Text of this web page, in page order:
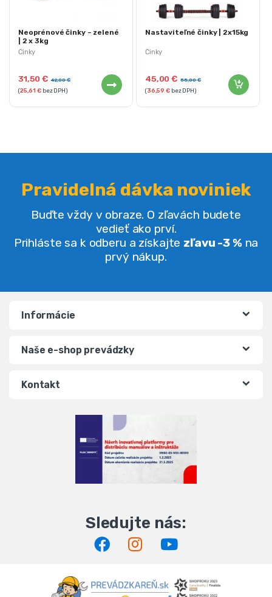
Činky
Neoprénové činky – zelené
| 2 x 3kg
31,50€ 42,00€
(25,61€bez DPH)
Činky
Nastaviteľné činky | 2x15kg
45,00€ 55,00€
(36,59€bez DPH)
Pravidelná dávka noviniek
Buďte vždy v obraze. O zľavách budete
vedieť ako prví.
Prihláste sa k odberu a získajte zľavu -3 % na
prvý nákup.
Informácie
Naše e-shop prevádzky
Kontakt